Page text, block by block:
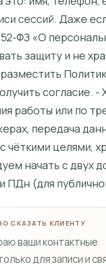
сессий. Даже
ФЗ «О
защиту и не
согласие.
работы или по
передача
чёткими целями,
начать с двух
ПДн (для
СКАЗАТЬ КЛИЕНТУ
ваши контактные
для записи и